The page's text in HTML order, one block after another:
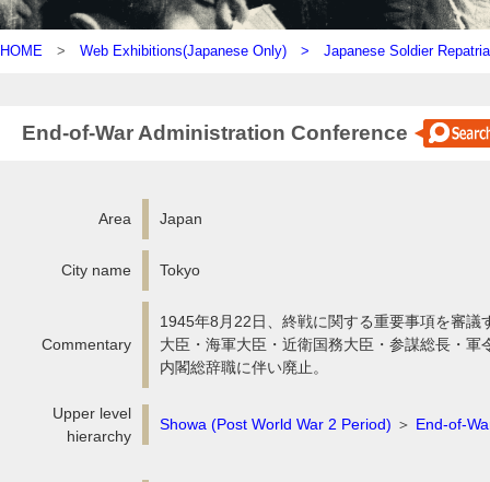
HOME > Web Exhibitions(Japanese Only) > Japanese Soldier
End-of-War Administration Conference
Area Japan
City name Tokyo
Commentary
1945年8月22日、終戦に関する重要事項を審
大臣・海軍大臣・近衛国務大臣・参謀総長・
内閣総辞職に伴い廃止。
Upper level
hierarchy
Showa (Post World War 2 Period) ＞ End-of-